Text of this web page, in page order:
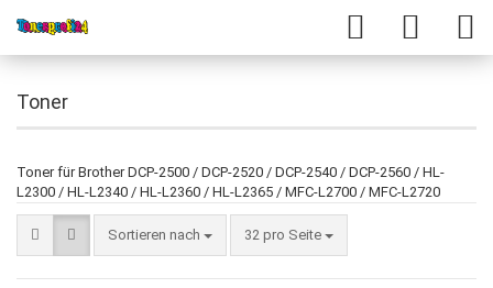
Toner
Toner für Brother DCP-2500 / DCP-2520 / DCP-2540 / DCP-2560 / HL-
L2300 / HL-L2340 / HL-L2360 / HL-L2365 / MFC-L2700 / MFC-L2720
Sortieren nach 32 pro Seite